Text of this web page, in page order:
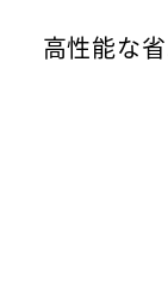
高性能な